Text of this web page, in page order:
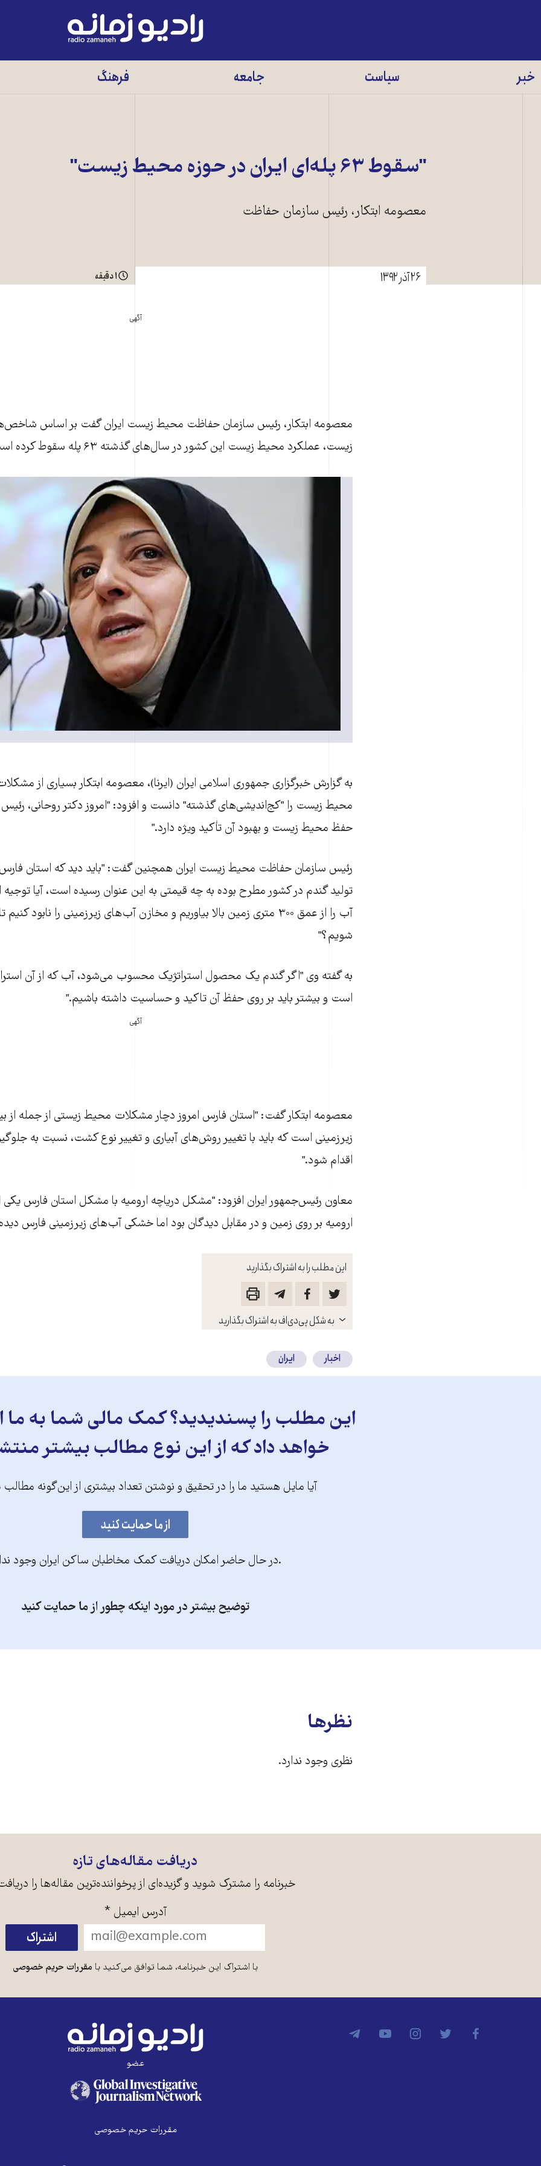
رادیو
زمانه
خبر سیاست جامعه فرهنگ
"سقوط ۶۳ پله‌ای ايران در حوزه محيط زيست"
معصومه ابتکار، رئيس سازمان حفاظت
۲۶ آذر ۱۳۹۲ ۱ دقیقه
آگهی
این مطلب را به اشتراک بگذارید
باز
کنید
به شکل پی‌دی‌اف به اشتراک بگذارید
معصومه ابتکار، رئيس سازمان حفاظت محيط زيست ايران گفت بر اساس
زيست، عملکرد محيط زيست اين کشور در سال‌های گذشته ۶۳ پله سقوط کرده است.
به گزارش خبرگزاری جمهوری اسلامی ايران (ايرنا)، معصومه ابتکار بسياری از
محيط زيست را "کج‌انديشی‌های گذشته" دانست و افزود: "امروز دکتر روحانی،
حفظ محيط زيست و بهبود آن تأکيد ويژه دارد."
رئيس سازمان حفاظت محيط زيست ايران همچنين گفت: "بايد ديد که استان
توليد گندم در کشور مطرح بوده به چه قيمتی به اين عنوان رسيده است، آيا توجيه
آب را از عمق ۳۰۰ متری زمين بالا بياوريم و مخازن آب‌های زيرزمينی را نابود
شويم؟"
به گفته وی "اگر گندم يک محصول استراتژيک محسوب می‌شود، آب که از آن
است و بيشتر بايد بر روی حفظ آن تاکيد و حساسيت داشته باشيم."
آگهی
معصومه ابتکار گفت: "استان فارس امروز دچار مشکلات محيط زيستی از جمله از
زيرزمينی است که بايد با تغيير روش‌های آبياری و تغيير نوع کشت، نسبت به
اقدام شود."
معاون رئيس‌جمهور ايران افزود: "مشکل درياچه اروميه با مشکل استان فارس
اروميه بر روی زمين و در مقابل ديدگان بود اما خشکی آب‌های زيرزمينی فارس
اخبار ایران
این مطلب را پسندیدید؟ کمک مالی شما به ما
خواهد داد که از این نوع مطالب بیشتر
آیا مایل هستید ما را در تحقیق و نوشتن تعداد بیشتری از این‌گونه مطالب
.در حال حاضر امکان دریافت کمک مخاطبان ساکن ایران وجود
توضیح بیشتر در مورد اینکه چطور از ما حمایت کنید
نظرها
نظری وجود ندارد.
دریافت مقاله‌های تازه
خبرنامه را مشترک شوید و گزیده‌ای از پرخواننده‌ترین مقاله‌ها را
آدرس ایمیل *
با اشتراک این خبرنامه، شما توافق می‌کنید با مقررات حریم خصوصی
عضو
مقررات حریم خصوصی